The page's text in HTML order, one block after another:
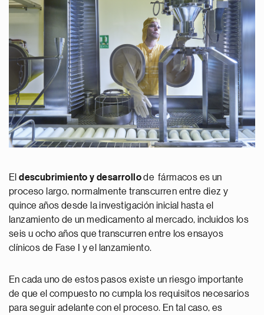
Eldescubrimiento y desarrollode fármacos es un
proceso largo, normalmente transcurren entre diez y
quince años desde la investigación inicial hasta el
lanzamiento de un medicamento al mercado, incluidos los
seis u ocho años que transcurren entre los ensayos
clínicos de Fase I y el lanzamiento.
En cada uno de estos pasos existe un riesgo importante
de que el compuesto no cumpla los requisitos necesarios
para seguir adelante con el proceso. En tal caso, es